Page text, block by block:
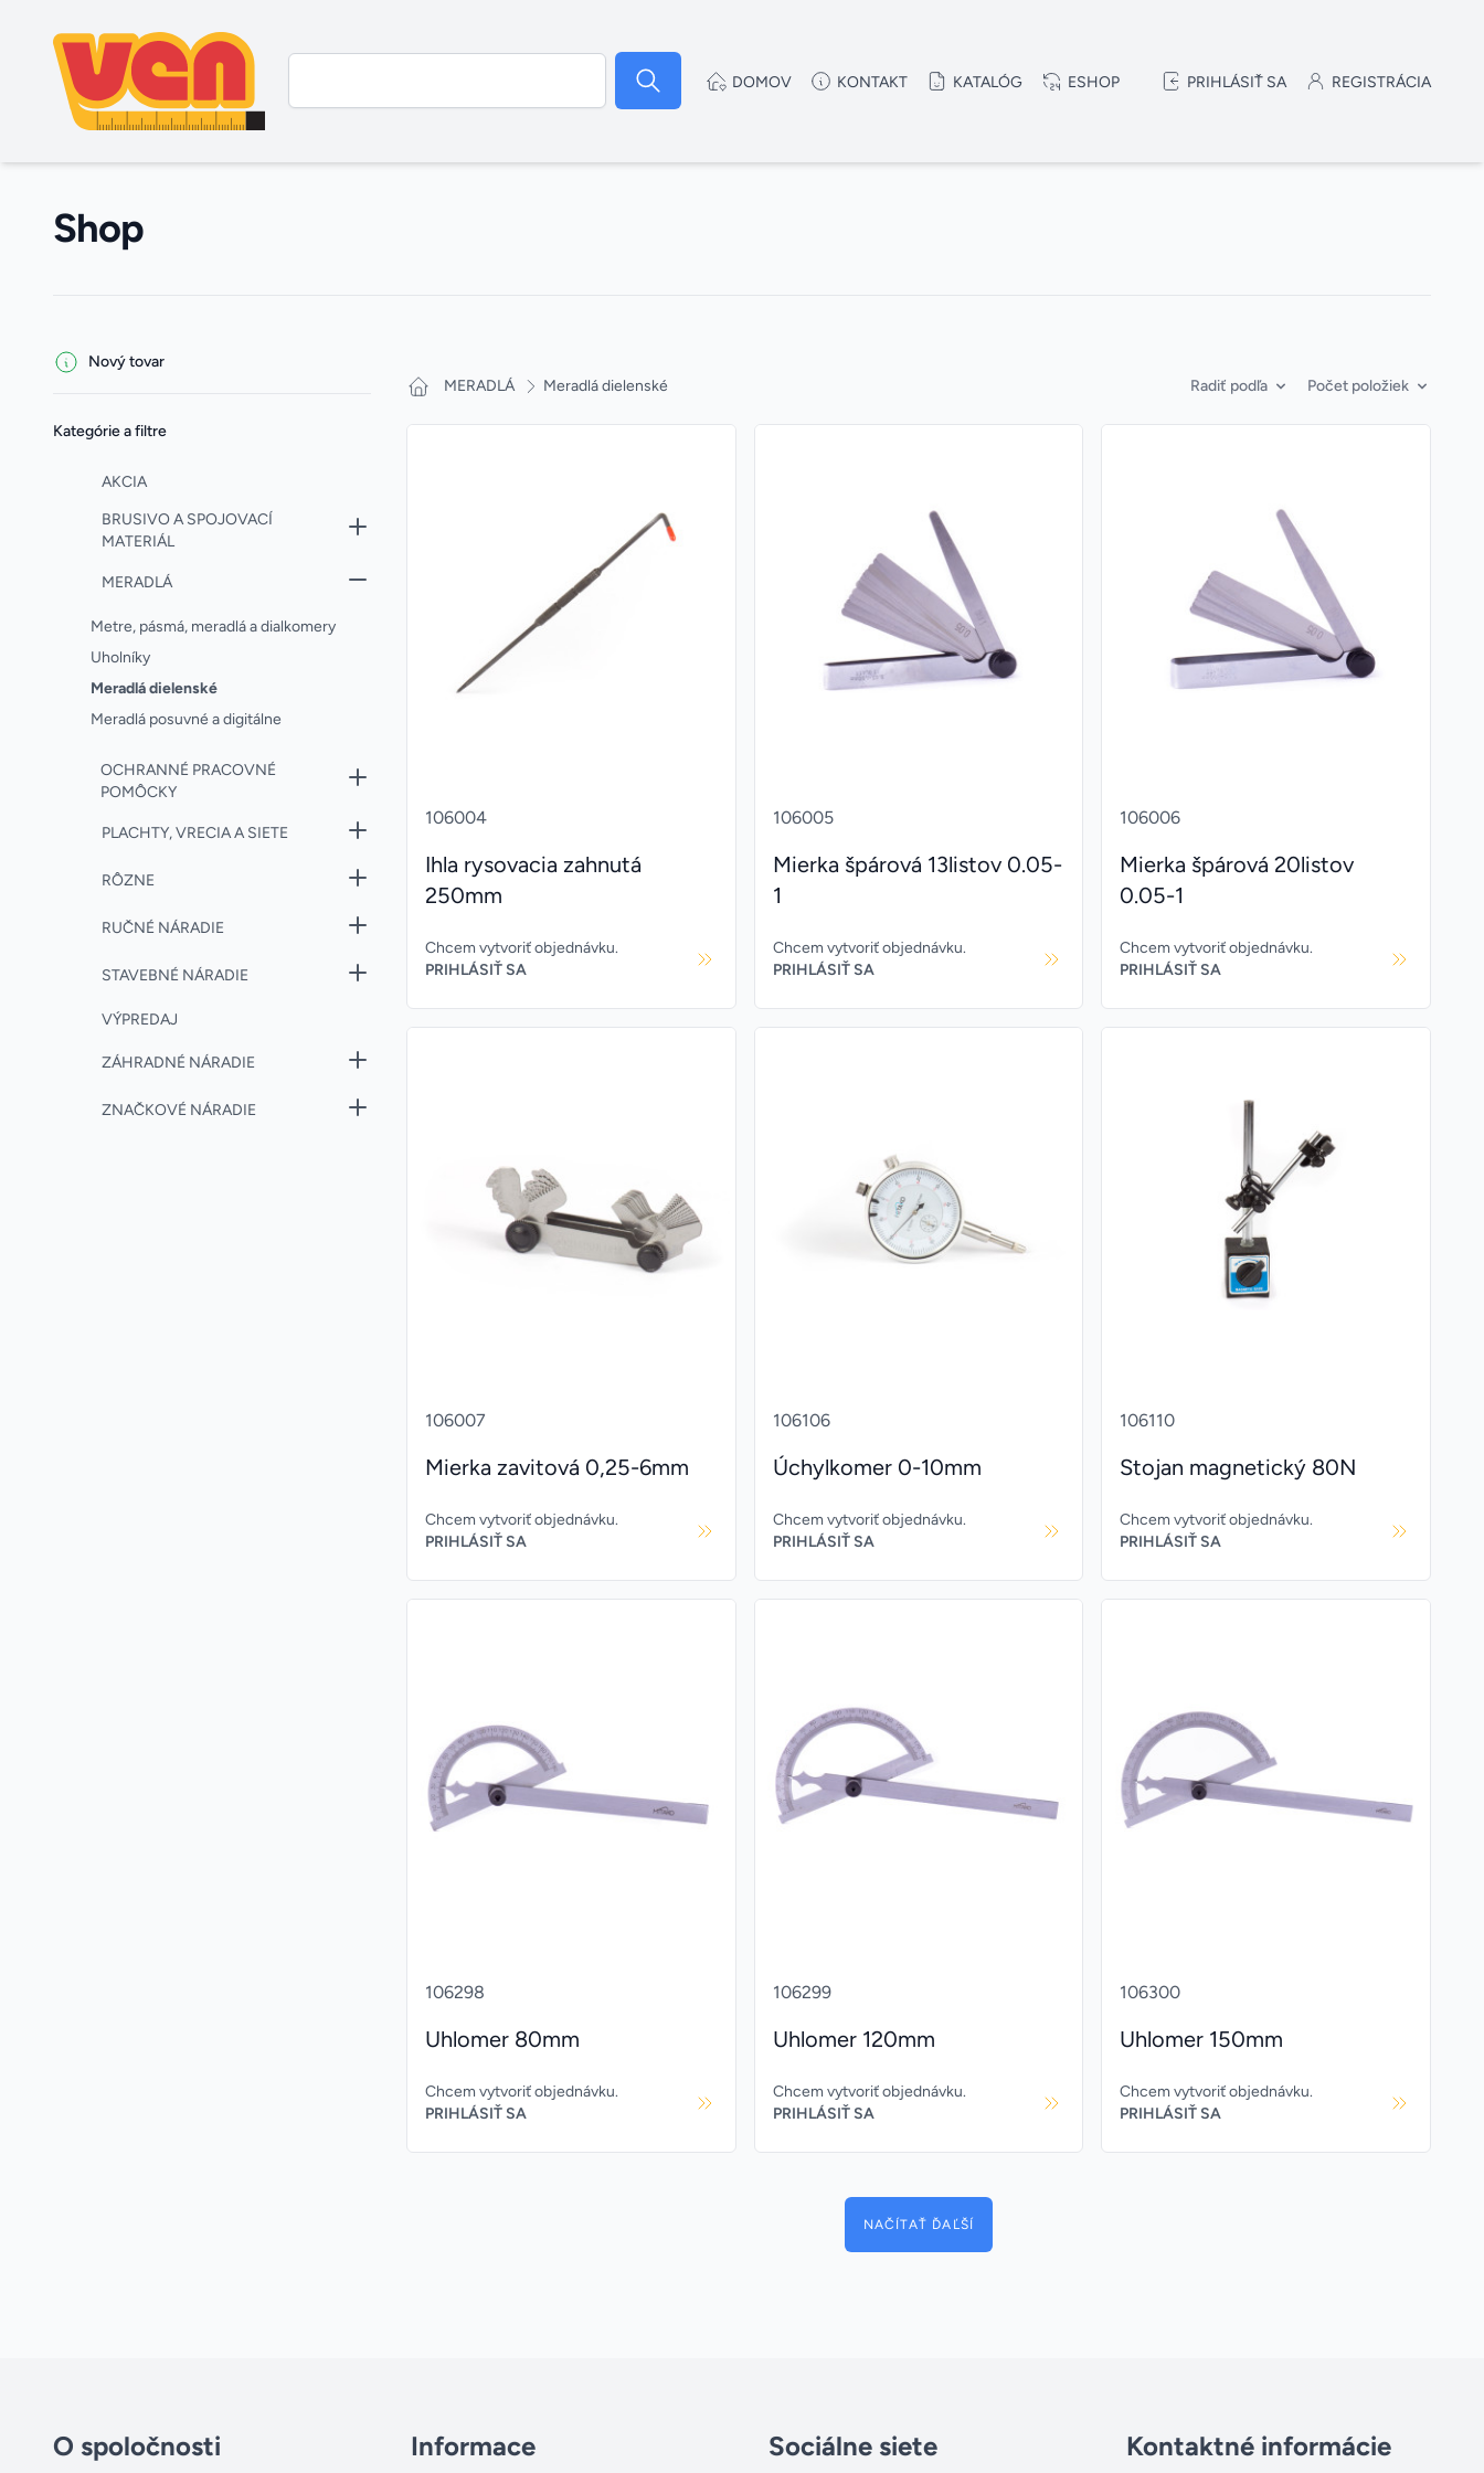
DOMOV KONTAKT KATALÓG ESHOP PRIHLÁSIŤ SA REGISTRÁCIA
Shop
FiltersNový tovar
Kategórie a filtre
AKCIA
BRUSIVO A SPOJOVACÍ
MATERIÁL
MERADLÁ
Metre, pásmá, meradlá a dialkomery
Uholníky
Meradlá dielenské
Meradlá posuvné a digitálne
OCHRANNÉ PRACOVNÉ
POMÔCKY
PLACHTY, VRECIA A SIETE
RÔZNE
RUČNÉ NÁRADIE
STAVEBNÉ NÁRADIE
VÝPREDAJ
ZÁHRADNÉ NÁRADIE
ZNAČKOVÉ NÁRADIE
MERADLÁ Meradlá dielenské Radiť podľa Počet položiek
106004
Ihla rysovacia zahnutá
250mm
Chcem vytvoriť objednávku.
PRIHLÁSIŤ SA
106005
Mierka špárová 13listov 0.05-
1
Chcem vytvoriť objednávku.
PRIHLÁSIŤ SA
106006
Mierka špárová 20listov
0.05-1
Chcem vytvoriť objednávku.
PRIHLÁSIŤ SA
106007
Mierka zavitová 0,25-6mm
Chcem vytvoriť objednávku.
PRIHLÁSIŤ SA
106106
Úchylkomer 0-10mm
Chcem vytvoriť objednávku.
PRIHLÁSIŤ SA
106110
Stojan magnetický 80N
Chcem vytvoriť objednávku.
PRIHLÁSIŤ SA
106298
Uhlomer 80mm
Chcem vytvoriť objednávku.
PRIHLÁSIŤ SA
106299
Uhlomer 120mm
Chcem vytvoriť objednávku.
PRIHLÁSIŤ SA
106300
Uhlomer 150mm
Chcem vytvoriť objednávku.
PRIHLÁSIŤ SA
NAČÍTAŤ ĎAĽŠÍ
O spoločnosti Informace Sociálne siete Kontaktné informácie